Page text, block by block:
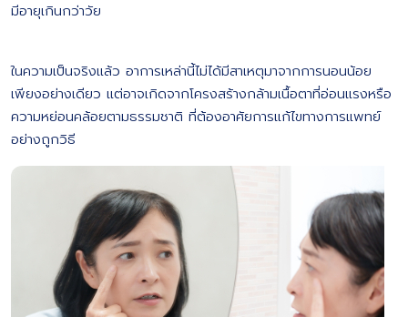
มีอายุเกินกว่าวัย
ในความเป็นจริงแล้ว อาการเหล่านี้ไม่ได้มีสาเหตุมาจากการนอนน้อย
เพียงอย่างเดียว แต่อาจเกิดจากโครงสร้างกล้ามเนื้อตาที่อ่อนแรงหรือ
ความหย่อนคล้อยตามธรรมชาติ ที่ต้องอาศัยการแก้ไขทางการแพทย์
อย่างถูกวิธี